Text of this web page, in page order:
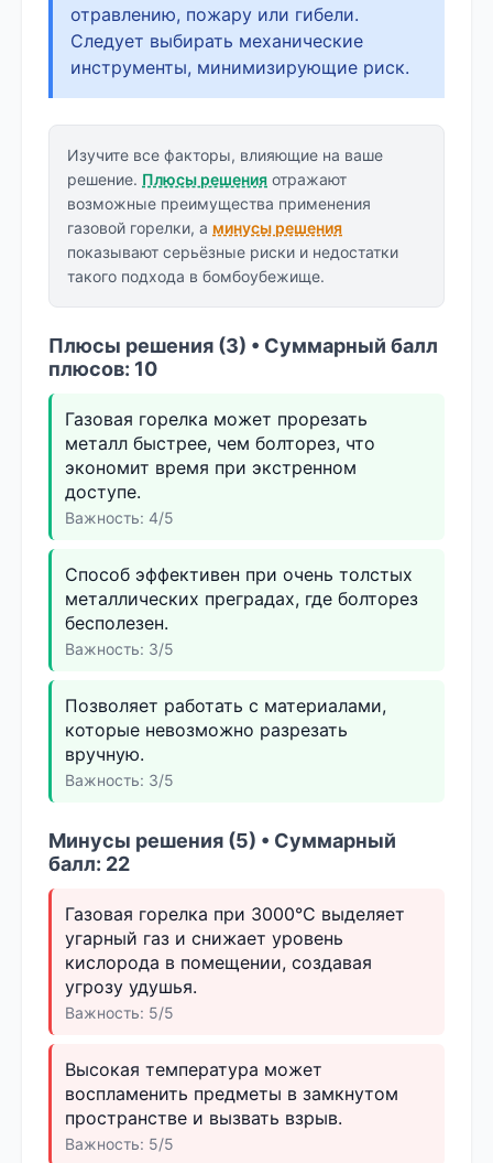
отравлению, пожару или гибели.
Следует выбирать механические
инструменты, минимизирующие риск.
Изучите все факторы, влияющие на ваше
решение. Плюсы решения отражают
возможные преимущества применения
газовой горелки, а минусы решения
показывают серьёзные риски и недостатки
такого подхода в бомбоубежище.
Плюсы решения (3) • Суммарный балл
плюсов: 10
Газовая горелка может прорезать
металл быстрее, чем болторез, что
экономит время при экстренном
доступе.
Важность: 4/5
Способ эффективен при очень толстых
металлических преградах, где болторез
бесполезен.
Важность: 3/5
Позволяет работать с материалами,
которые невозможно разрезать
вручную.
Важность: 3/5
Минусы решения (5) • Суммарный
балл: 22
Газовая горелка при 3000°C выделяет
угарный газ и снижает уровень
кислорода в помещении, создавая
угрозу удушья.
Важность: 5/5
Высокая температура может
воспламенить предметы в замкнутом
пространстве и вызвать взрыв.
Важность: 5/5